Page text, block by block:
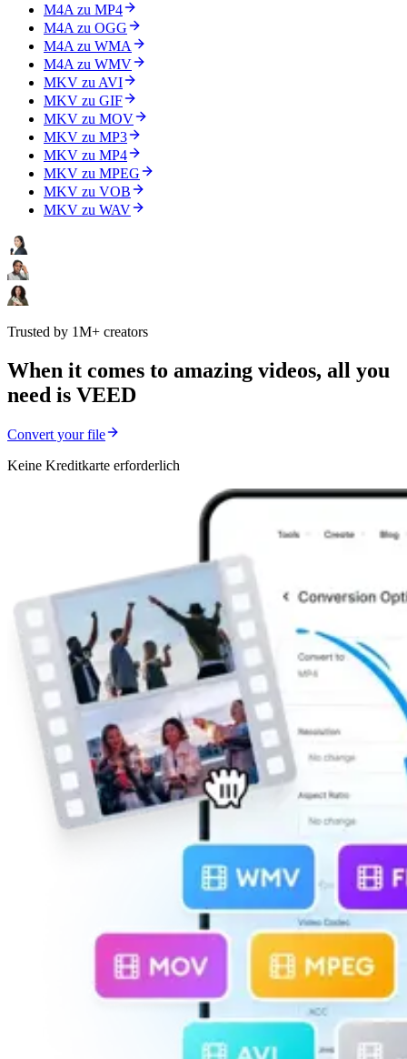
M4A zu MP4
M4A zu OGG
M4A zu WMA
M4A zu WMV
MKV zu AVI
MKV zu GIF
MKV zu MOV
MKV zu MP3
MKV zu MP4
MKV zu MPEG
MKV zu VOB
MKV zu WAV
Trusted by 1M+ creators
When it comes to amazing videos, all you
need is VEED
Convert your file
Keine Kreditkarte erforderlich